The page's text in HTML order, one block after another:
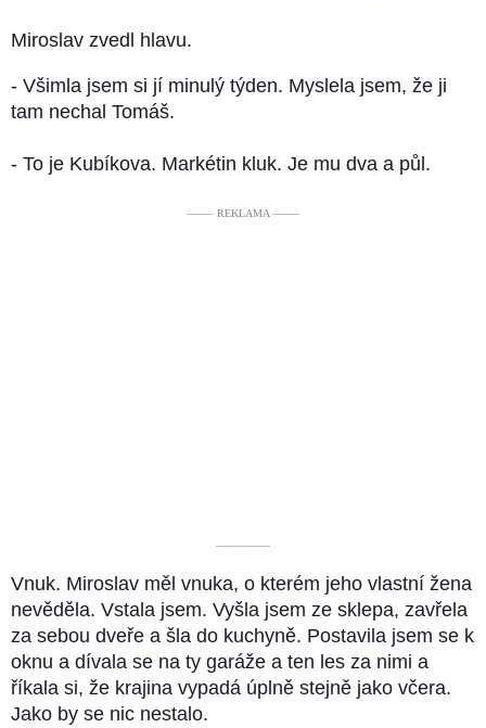
Miroslav zvedl hlavu.
- Všimla jsem si jí minulý týden. Myslela jsem, že ji
tam nechal Tomáš.
- To je Kubíkova. Markétin kluk. Je mu dva a půl.
––––– REKLAMA –––––
––––––––––
Vnuk. Miroslav měl vnuka, o kterém jeho vlastní žena
nevěděla. Vstala jsem. Vyšla jsem ze sklepa, zavřela
za sebou dveře a šla do kuchyně. Postavila jsem se k
oknu a dívala se na ty garáže a ten les za nimi a
říkala si, že krajina vypadá úplně stejně jako včera.
Jako by se nic nestalo.